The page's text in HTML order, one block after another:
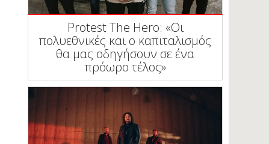
Protest The Hero: «Οι
πολυεθνικές και ο καπιταλισμός
θα μας οδηγήσουν σε ένα
πρόωρο τέλος»